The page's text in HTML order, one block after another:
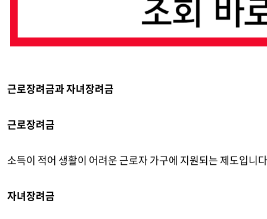
근로장려금과 자녀장려금
근로장려금
소득이 적어 생활이 어려운 근로자 가구에 지원되는 제도입니
자녀장려금